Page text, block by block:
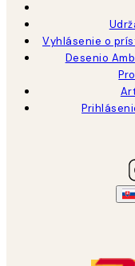
Vyhlásenie o
Desenio